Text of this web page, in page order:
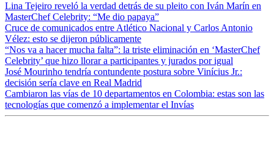
Lina Tejeiro reveló la verdad detrás de su pleito con Iván Marín en
MasterChef Celebrity: “Me dio papaya”
Cruce de comunicados entre Atlético Nacional y Carlos Antonio
Vélez: esto se dijeron públicamente
“Nos va a hacer mucha falta”: la triste eliminación en ‘MasterChef
Celebrity’ que hizo llorar a participantes y jurados por igual
José Mourinho tendría contundente postura sobre Vinícius Jr.:
decisión sería clave en Real Madrid
Cambiaron las vías de 10 departamentos en Colombia: estas son las
tecnologías que comenzó a implementar el Invías